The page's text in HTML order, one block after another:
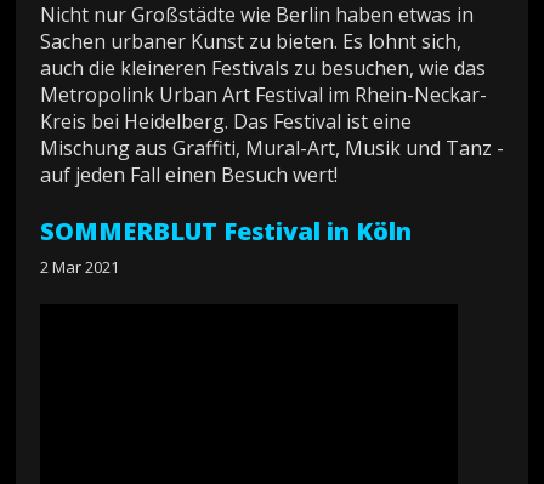
Nicht nur Großstädte wie Berlin haben etwas in
Sachen urbaner Kunst zu bieten. Es lohnt sich,
auch die kleineren Festivals zu besuchen, wie das
Metropolink Urban Art Festival im Rhein-Neckar-
Kreis bei Heidelberg. Das Festival ist eine
Mischung aus Graffiti, Mural-Art, Musik und Tanz -
auf jeden Fall einen Besuch wert!
SOMMERBLUT Festival in Köln
2 Mar 2021